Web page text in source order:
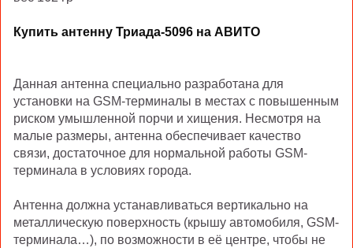
Купить антенну Триада-5096 на АВИТО
Данная антенна специально разработана для
установки на GSM-терминалы в местах с повышенным
риском умышленной порчи и хищения. Несмотря на
малые размеры, антенна обеспечивает качество
связи, достаточное для нормальной работы GSM-
терминала в условиях города.
Антенна должна устанавливаться вертикально на
металлическую поверхность (крышу автомобиля, GSM-
терминала…), по возможности в её центре, чтобы не